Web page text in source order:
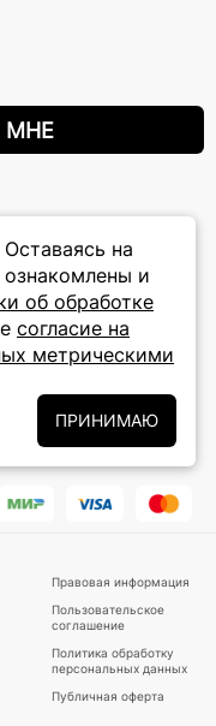
Оставаясь на
и
об обработке
согласие на
метрическими
ПРИНИМАЮ
МНЕ
на новости
с условиямиПолитики
своё согласие на их
Правовая информация
Пользовательское
соглашение
Политика обработку
персональных данных
Публичная оферта